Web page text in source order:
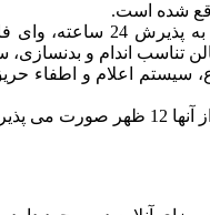
از امکانات قابل
تناسب اندام و
سیستم اعلام و اطفاء